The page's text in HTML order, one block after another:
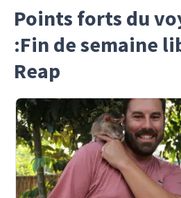
Points forts du
:Fin de semaine
Reap